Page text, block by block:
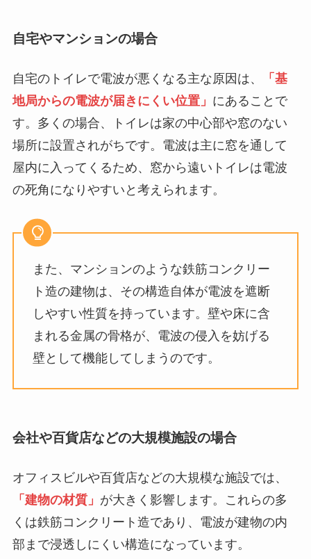
自宅やマンションの場合
自宅のトイレで電波が悪くなる主な原因は、
「基
地局からの電波が届きにくい位置」 にあることで
す。多くの場合、トイレは家の中心部や窓のない
場所に設置されがちです。電波は主に窓を通して
屋内に入ってくるため、窓から遠いトイレは電波
の死角になりやすいと考えられます。
また、マンションのような鉄筋コンクリー
ト造の建物は、その構造自体が電波を遮断
しやすい性質を持っています。壁や床に含
まれる金属の骨格が、電波の侵入を妨げる
壁として機能してしまうのです。
会社や百貨店などの大規模施設の場合
オフィスビルや百貨店などの大規模な施設では、
「建物の材質」 が大きく影響します。これらの多
くは鉄筋コンクリート造であり、電波が建物の内
部まで浸透しにくい構造になっています。